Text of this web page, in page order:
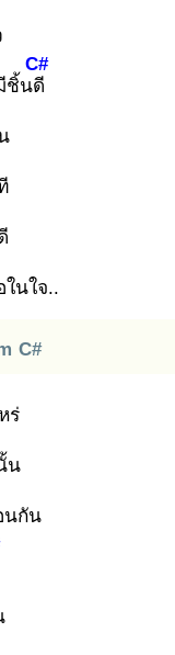
ชิ้นดี
C#
ในใจ..
C#
ร่
น
นกัน